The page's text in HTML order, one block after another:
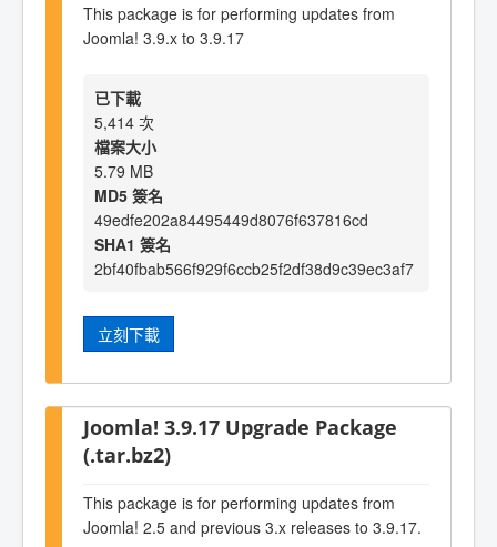
This package is for performing updates from
Joomla! 3.9.x to 3.9.17
已下載
5,414 次
檔案大小
5.79 MB
MD5 簽名
49edfe202a84495449d8076f637816cd
SHA1 簽名
2bf40fbab566f929f6ccb25f2df38d9c39ec3af7
立刻下載
Joomla! 3.9.17 Upgrade Package
(.tar.bz2)
This package is for performing updates from
Joomla! 2.5 and previous 3.x releases to 3.9.17.